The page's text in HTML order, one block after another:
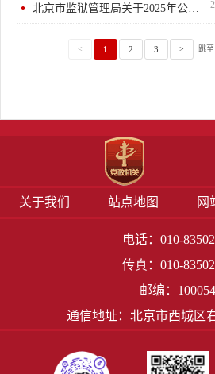
北京市监狱管理局关于2025年公开遴选公务员拟遴选人员公示公告
< 1 2 3 > 跳至
关于我们 站点地图 网
电话：010-
传真：010-
邮编：100054
通信地址：北京市西城区